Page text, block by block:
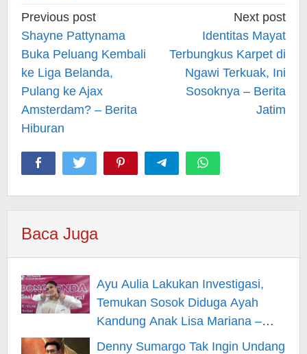
Post
navigation
Previous post
Shayne Pattynama
Buka Peluang Kembali
ke Liga Belanda,
Pulang ke Ajax
Amsterdam? – Berita
Hiburan
Next post
Identitas Mayat
Terbungkus Karpet di
Ngawi Terkuak, Ini
Sosoknya – Berita
Jatim
Baca Juga
Ayu Aulia Lakukan Investigasi,
Temukan Sosok Diduga Ayah
Kandung Anak Lisa Mariana –
Berita Hiburan
Denny Sumargo Tak Ingin Undang